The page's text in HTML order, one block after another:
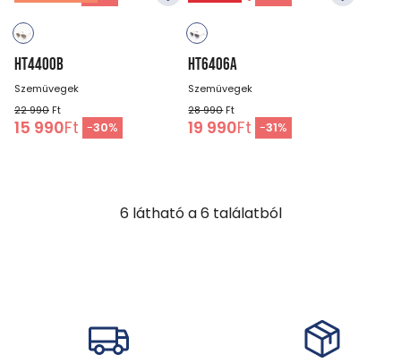
HT4400B
Szemüvegek
22 990 Ft
15 990Ft -30%
HT6406A
Szemüvegek
28 990Ft
19 990Ft -31%
6 látható a6 találatból